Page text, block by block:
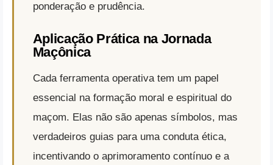
ponderação e prudência.
Aplicação Prática na Jornada
Maçônica
Cada ferramenta operativa tem um papel
essencial na formação moral e espiritual do
maçom. Elas não são apenas símbolos, mas
verdadeiros guias para uma conduta ética,
incentivando o aprimoramento contínuo e a